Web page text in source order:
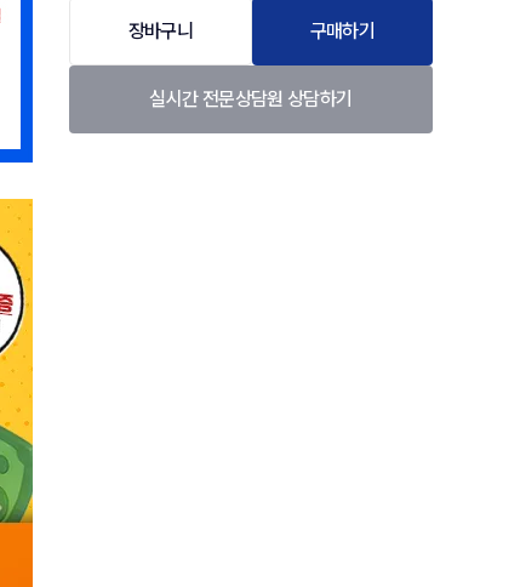
장바구니
구매하기
실시간 전문상담원 상담하기